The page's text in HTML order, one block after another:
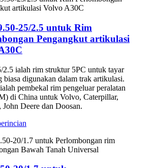
25/2.5 untuk Rim
Pengangkut artikulasi
2.5 ialah rim struktur 5PC untuk tayar
biasa digunakan dalam trak artikulasi.
pembekal rim pengeluar peralatan
di China untuk Volvo, Caterpillar,
John Deere dan Doosan.